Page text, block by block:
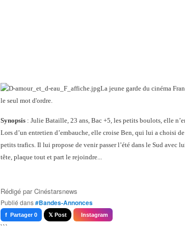
La jeune garde du cinéma
le seul mot d'ordre.
Synopsis : Julie Bataille, 23 ans, Bac +5, les petits boulots, elle
Lors d’un entretien d’embauche, elle croise Ben, qui lui a choisi
petits trafics. Il lui propose de venir passer l’été dans le Sud avec
tête, plaque tout et part le rejoindre...
Rédigé parCinéstarsnews
Publié dans#Bandes-Annonces
f Partager 0 𝕏 Post Instagram